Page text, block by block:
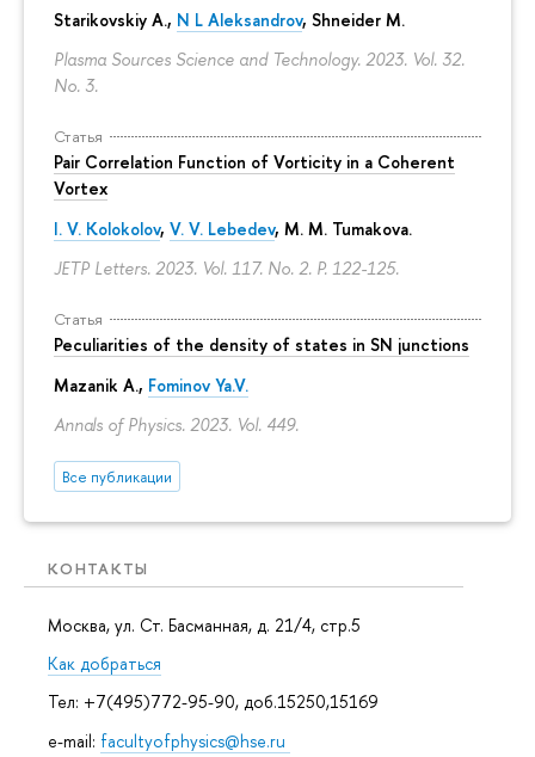
Starikovskiy A., N L Aleksandrov, Shneider M.
Plasma Sources Science and Technology. 2023. Vol. 32.
No. 3.
Статья
Pair Correlation Function of Vorticity in a Coherent
Vortex
I. V. Kolokolov, V. V. Lebedev, M. M. Tumakova.
JETP Letters. 2023. Vol. 117. No. 2. P. 122-125.
Статья
Peculiarities of the density of states in SN junctions
Mazanik A., Fominov Ya.V.
Annals of Physics. 2023. Vol. 449.
Все публикации
КОНТАКТЫ
Москва, ул. Ст. Басманная, д. 21/4, стр.5
Как добраться
Тел: +7(495)772-95-90, доб.15250,15169
e-mail: facultyofphysics@hse.ru